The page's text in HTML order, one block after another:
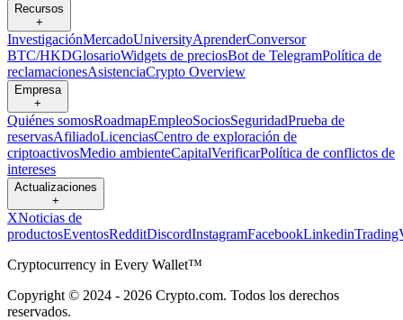
Recursos
+
InvestigaciónMercadoUniversityAprenderConversor
BTC/HKDGlosarioWidgets de preciosBot de TelegramPolítica de
reclamacionesAsistenciaCrypto Overview
Empresa
+
Quiénes somosRoadmapEmpleoSociosSeguridadPrueba de
reservasAfiliadoLicenciasCentro de exploración de
criptoactivosMedio ambienteCapitalVerificarPolítica de conflictos de
intereses
Actualizaciones
+
XNoticias de
productosEventosRedditDiscordInstagramFacebookLinkedin
Cryptocurrency in Every Wallet™
Copyright © 2024 - 2026 Crypto.com. Todos los derechos
reservados.